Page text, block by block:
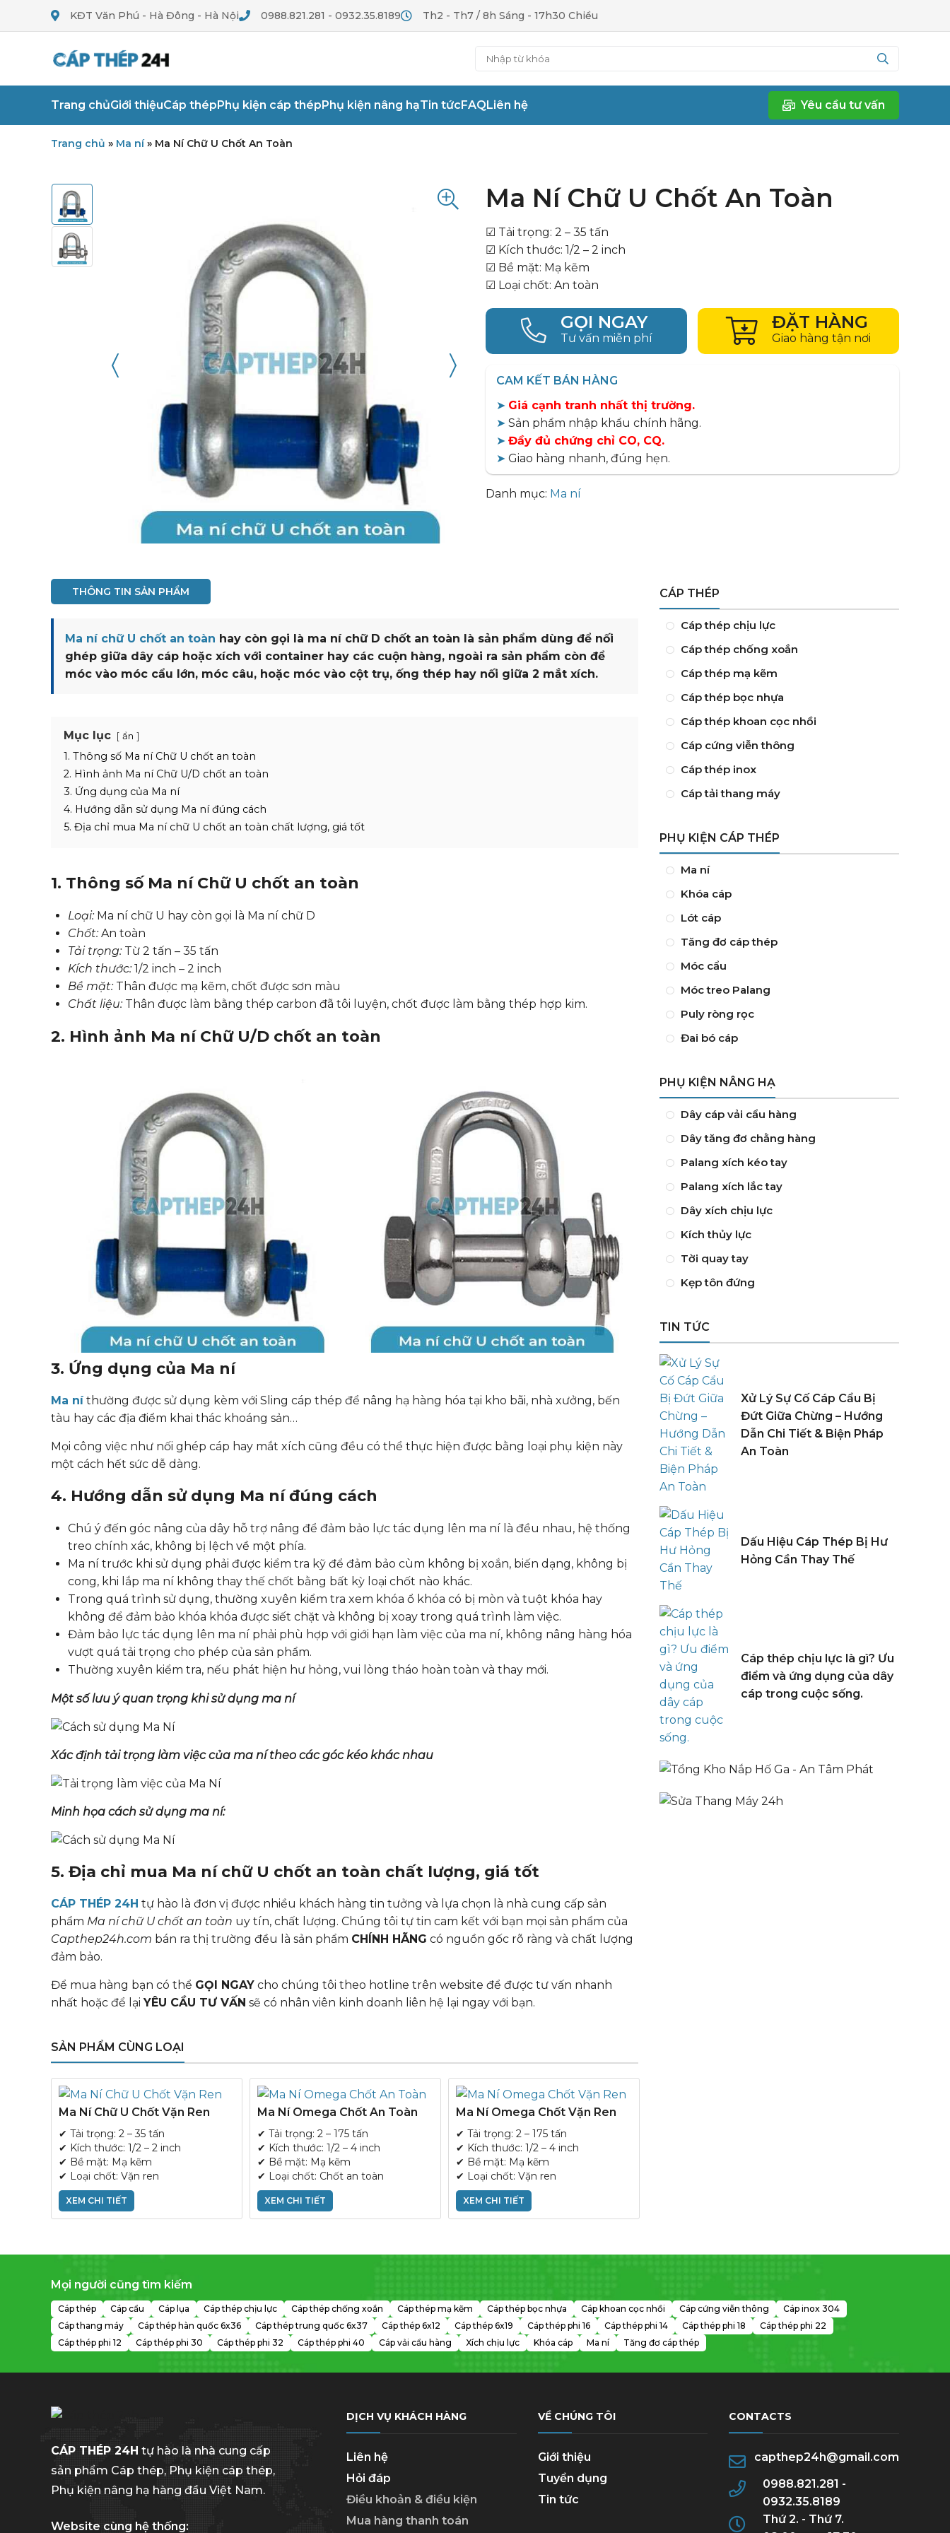
KĐT Văn Phú - Hà Đông - Hà Nội 0988.821.281 - 0932.35.8189 Th2 - Th7 / 8h Sáng - 17h30 Chiều
Trang chủGiới thiệuCáp thépPhụ kiện cáp thépPhụ kiện nâng hạTin tứcFAQLiên hệ Yêu cầu tư vấn
Trang chủ » Ma ní» Ma Ní Chữ U Chốt An Toàn
〈 〉
Ma Ní Chữ U Chốt An Toàn
☑ Tải trọng: 2 – 35 tấn
☑ Kích thước: 1/2 – 2 inch
☑ Bề mặt: Mạ kẽm
☑ Loại chốt: An toàn
GỌI NGAY
Tư vấn miễn phí
ĐẶT HÀNG
Giao hàng tận nơi
CAM KẾT BÁN HÀNG
➤ Giá cạnh tranh nhất thị trường.
➤ Sản phẩm nhập khẩu chính hãng.
➤ Đầy đủ chứng chỉ CO, CQ.
➤ Giao hàng nhanh, đúng hẹn.
Danh mục: Ma ní
THÔNG TIN SẢN PHẨM
Ma ní chữ U chốt an toàn hay còn gọi là ma ní chữ D chốt an toàn là sản phẩm dùng để nối
ghép giữa dây cáp hoặc xích với container hay các cuộn hàng, ngoài ra sản phẩm còn để
móc vào móc cẩu lớn, móc câu, hoặc móc vào cột trụ, ống thép hay nối giữa 2 mắt xích.
Mục lục ẩn
1. Thông số Ma ní Chữ U chốt an toàn
2. Hình ảnh Ma ní Chữ U/D chốt an toàn
3. Ứng dụng của Ma ní
4. Hướng dẫn sử dụng Ma ní đúng cách
5. Địa chỉ mua Ma ní chữ U chốt an toàn chất lượng, giá tốt
1. Thông số Ma ní Chữ U chốt an toàn
Loại: Ma ní chữ U hay còn gọi là Ma ní chữ D
Chốt: An toàn
Tải trọng: Từ 2 tấn – 35 tấn
Kích thước: 1/2 inch – 2 inch
Bề mặt: Thân được mạ kẽm, chốt được sơn màu
Chất liệu: Thân được làm bằng thép carbon đã tôi luyện, chốt được làm bằng thép hợp kim.
2. Hình ảnh Ma ní Chữ U/D chốt an toàn
3. Ứng dụng của Ma ní
Ma níthường được sử dụng kèm với Sling cáp thép để nâng hạ hàng hóa tại kho bãi, nhà xưởng, bến
tàu hay các địa điểm khai thác khoáng sản…
Mọi công việc như nối ghép cáp hay mắt xích cũng đều có thể thực hiện được bằng loại phụ kiện này
một cách hết sức dễ dàng.
4. Hướng dẫn sử dụng Ma ní đúng cách
Chú ý đến góc nâng của dây hỗ trợ nâng để đảm bảo lực tác dụng lên ma ní là đều nhau, hệ thống
treo chính xác, không bị lệch về một phía.
Ma ní trước khi sử dụng phải được kiểm tra kỹ để đảm bảo cùm không bị xoắn, biến dạng, không bị
cong, khi lắp ma ní không thay thế chốt bằng bất kỳ loại chốt nào khác.
Trong quá trình sử dụng, thường xuyên kiểm tra xem khóa ổ khóa có bị mòn và tuột khóa hay
không để đảm bảo khóa khóa được siết chặt và không bị xoay trong quá trình làm việc.
Đảm bảo lực tác dụng lên ma ní phải phù hợp với giới hạn làm việc của ma ní, không nâng hàng hóa
vượt quá tải trọng cho phép của sản phẩm.
Thường xuyên kiểm tra, nếu phát hiện hư hỏng, vui lòng tháo hoàn toàn và thay mới.
Một số lưu ý quan trọng khi sử dụng ma ní
Xác định tải trọng làm việc của ma ní theo các góc kéo khác nhau
Minh họa cách sử dụng ma ní:
5. Địa chỉ mua Ma ní chữ U chốt an toàn chất lượng, giá tốt
CÁP THÉP 24H tự hào là đơn vị được nhiều khách hàng tin tưởng và lựa chọn là nhà cung cấp sản
phẩm Ma ní chữ U chốt an toàn uy tín, chất lượng. Chúng tôi tự tin cam kết với bạn mọi sản phẩm của
Capthep24h.com bán ra thị trường đều là sản phẩm CHÍNH HÃNG có nguồn gốc rõ ràng và chất lượng
đảm bảo.
Để mua hàng bạn có thể GỌI NGAY cho chúng tôi theo hotline trên website để được tư vấn nhanh
nhất hoặc để lại YÊU CẦU TƯ VẤN sẽ có nhân viên kinh doanh liên hệ lại ngay với bạn.
SẢN PHẨM CÙNG LOẠI
Ma Ní Chữ U Chốt Vặn Ren
✔ Tải trọng: 2 – 35 tấn
✔ Kích thước: 1/2 – 2 inch
✔ Bề mặt: Mạ kẽm
✔ Loại chốt: Vặn ren
XEM CHI TIẾT
Ma Ní Omega Chốt An Toàn
✔ Tải trọng: 2 – 175 tấn
✔ Kích thước: 1/2 – 4 inch
✔ Bề mặt: Mạ kẽm
✔ Loại chốt: Chốt an toàn
XEM CHI TIẾT
Ma Ní Omega Chốt Vặn Ren
✔ Tải trọng: 2 – 175 tấn
✔ Kích thước: 1/2 – 4 inch
✔ Bề mặt: Mạ kẽm
✔ Loại chốt: Vặn ren
XEM CHI TIẾT
CÁP THÉP
Cáp thép chịu lực
Cáp thép chống xoắn
Cáp thép mạ kẽm
Cáp thép bọc nhựa
Cáp thép khoan cọc nhồi
Cáp cứng viễn thông
Cáp thép inox
Cáp tải thang máy
PHỤ KIỆN CÁP THÉP
Ma ní
Khóa cáp
Lót cáp
Tăng đơ cáp thép
Móc cẩu
Móc treo Palang
Puly ròng rọc
Đai bó cáp
PHỤ KIỆN NÂNG HẠ
Dây cáp vải cẩu hàng
Dây tăng đơ chằng hàng
Palang xích kéo tay
Palang xích lắc tay
Dây xích chịu lực
Kích thủy lực
Tời quay tay
Kẹp tôn đứng
TIN TỨC
Xử Lý Sự Cố Cáp Cẩu Bị
Đứt Giữa Chừng – Hướng
Dẫn Chi Tiết & Biện Pháp
An Toàn
Dấu Hiệu Cáp Thép Bị Hư
Hỏng Cần Thay Thế
Cáp thép chịu lực là gì? Ưu
điểm và ứng dụng của dây
cáp trong cuộc sống.
Mọi người cũng tìm kiếm
Cáp thép Cáp cẩu Cáp lụa Cáp thép chịu lực Cáp thép chống xoắn Cáp thép mạ kẽm Cáp thép bọc nhựa Cáp khoan cọc nhồi Cáp cứng viễn thông
Cáp inox 304
Cáp thang máy
Cáp thép hàn quốc 6x36 Cáp thép trung quốc 6x37 Cáp thép 6x12 Cáp thép 6x19 Cáp thép phi 16 Cáp thép phi 14 Cáp thép phi 18
Cáp thép phi 22
Cáp thép phi 12
Cáp thép phi 30 Cáp thép phi 32 Cáp thép phi 40 Cáp vải cẩu hàng Xích chịu lực Khóa cáp Ma ní Tăng đơ cáp thép
CÁP THÉP 24H tự hào là nhà cung cấp
sản phẩm Cáp thép, Phụ kiện cáp thép,
Phụ kiện nâng hạ hàng đầu Việt Nam.
Website cùng hệ thống:
DỊCH VỤ KHÁCH HÀNG
Liên hệ
Hỏi đáp
Điều khoản & điều kiện
Mua hàng thanh toán
VỀ CHÚNG TÔI
Giới thiệu
Tuyển dụng
Tin tức
CONTACTS
capthep24h@gmail.com
0988.821.281 -
0932.35.8189
Thứ 2. - Thứ 7.